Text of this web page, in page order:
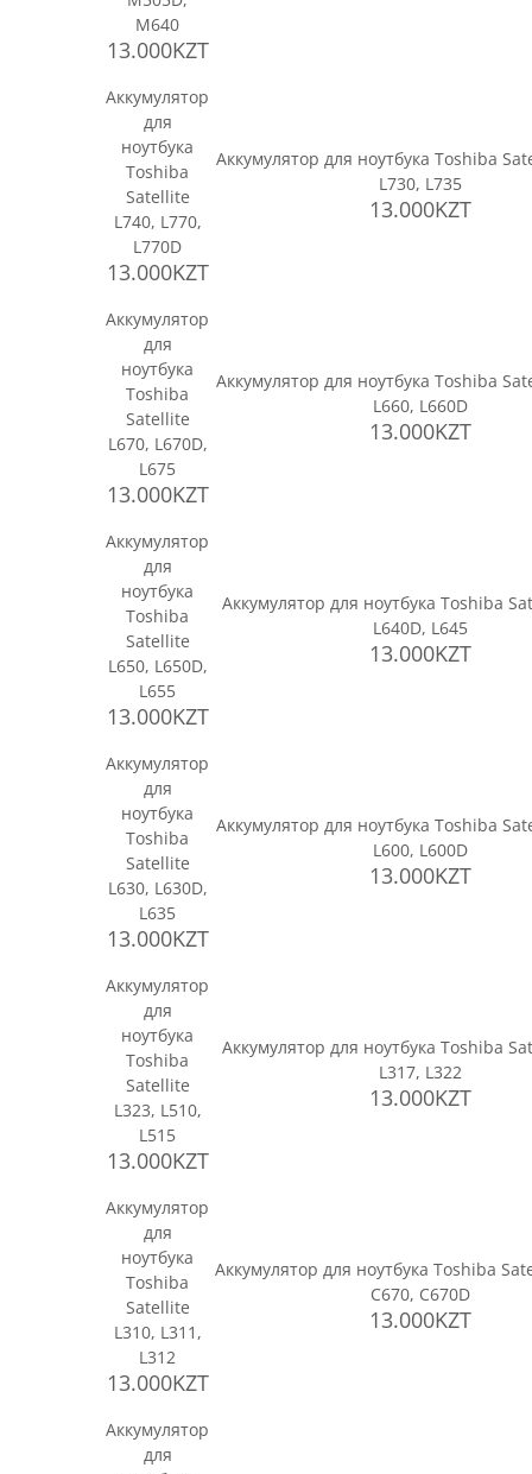
M640
13.000KZT
Аккумулятор
для
ноутбука
Toshiba
Satellite
L740, L770,
L770D
13.000KZT
Аккумулятор для ноутбука Toshiba
L730, L735
13.000KZT
Аккумулятор
для
ноутбука
Toshiba
Satellite
L670, L670D,
L675
13.000KZT
Аккумулятор для ноутбука Toshiba
L660, L660D
13.000KZT
Аккумулятор
для
ноутбука
Toshiba
Satellite
L650, L650D,
L655
13.000KZT
Аккумулятор для ноутбука Toshiba
L640D, L645
13.000KZT
Аккумулятор
для
ноутбука
Toshiba
Satellite
L630, L630D,
L635
13.000KZT
Аккумулятор для ноутбука Toshiba
L600, L600D
13.000KZT
Аккумулятор
для
ноутбука
Toshiba
Satellite
L323, L510,
L515
13.000KZT
Аккумулятор для ноутбука Toshiba
L317, L322
13.000KZT
Аккумулятор
для
ноутбука
Toshiba
Satellite
L310, L311,
L312
13.000KZT
Аккумулятор для ноутбука Toshiba
C670, C670D
13.000KZT
Аккумулятор
для